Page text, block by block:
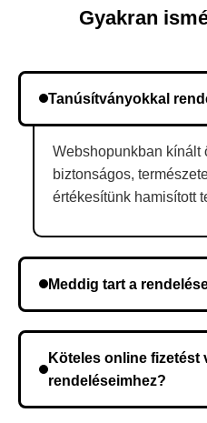
Gyakran
Tanúsítványokkal
Webshopunkban kínált
biztonságos,
értékesítünk hamisított
Meddig tart a
kerül, és ez az időtartam
Köteles online fizetést
rendeléseimhez?